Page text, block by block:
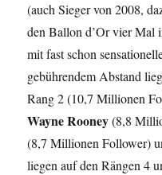
(auch Sieger von 2008,
den Ballon d’Or vier Mal
mit fast schon
gebührendem Abstand
Rang 2 (10,7 Millionen
Wayne Rooney(8,8
(8,7 Millionen Follower)
liegen auf den Rängen 4